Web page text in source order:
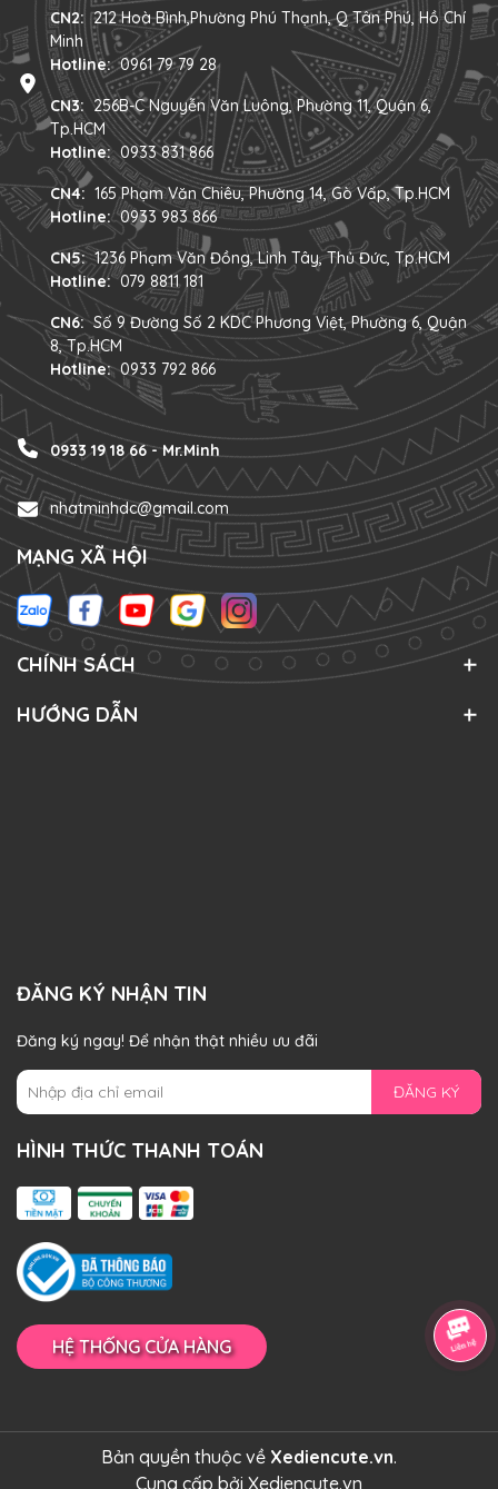
CN2: 212 Hoà Bình,Phường Phú Thạnh, Q Tân Phú, Hồ Chí
Minh
Hotline: 0961 79 79 28
CN3: 256B-C Nguyễn Văn Luông, Phường 11, Quận 6,
Tp.HCM
Hotline: 0933 831 866
CN4: 165 Phạm Văn Chiêu, Phường 14, Gò Vấp, Tp.HCM
Hotline: 0933 983 866
CN5: 1236 Phạm Văn Đồng, Linh Tây, Thủ Đức, Tp.HCM
Hotline: 079 8811 181
CN6: Số 9 Đường Số 2 KDC Phương Việt, Phường 6, Quận
8, Tp.HCM
Hotline: 0933 792 866
0933 19 18 66 - Mr.Minh
nhatminhdc@gmail.com
MẠNG XÃ HỘI
CHÍNH SÁCH
HƯỚNG DẪN
ĐĂNG KÝ NHẬN TIN
Đăng ký ngay! Để nhận thật nhiều ưu đãi
ĐĂNG KÝ
HÌNH THỨC THANH TOÁN
HỆ THỐNG CỬA HÀNG
Bản quyền thuộc về Xediencute.vn.
Cung cấp bởi Xediencute.vn